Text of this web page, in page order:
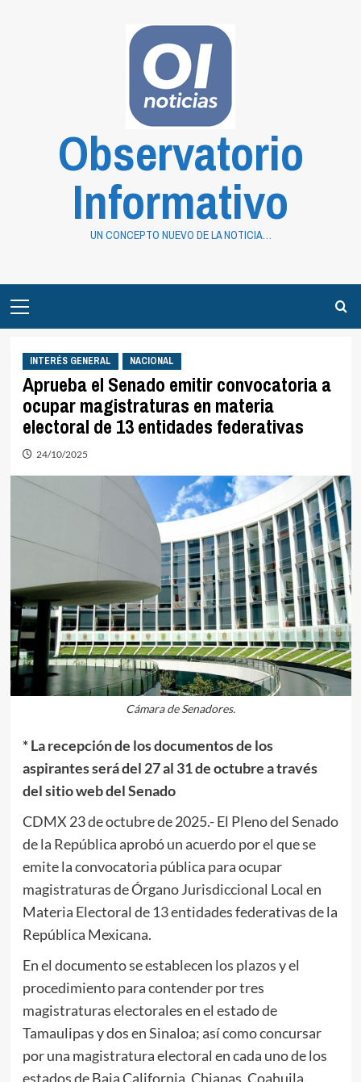
Observatorio
Informativo
UN CONCEPTO NUEVO DE LA NOTICIA…
Menu
INTERÉS GENERAL NACIONAL
Aprueba el Senado emitir convocatoria a
ocupar magistraturas en materia
electoral de 13 entidades federativas
24/10/2025
Cámara de Senadores.
* La recepción de los documentos de los
aspirantes será del 27 al 31 de octubre a través
del sitio web del Senado
CDMX 23 de octubre de 2025.- El Pleno del Senado
de la República aprobó un acuerdo por el que se
emite la convocatoria pública para ocupar
magistraturas de Órgano Jurisdiccional Local en
Materia Electoral de 13 entidades federativas de la
República Mexicana.
En el documento se establecen los plazos y el
procedimiento para contender por tres
magistraturas electorales en el estado de
Tamaulipas y dos en Sinaloa; así como concursar
por una magistratura electoral en cada uno de los
estados de Baja California, Chiapas, Coahuila,